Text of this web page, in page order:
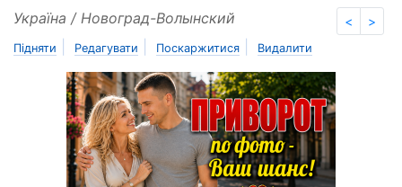
< >
Україна / Новоград-Волынский
Підняти Редагувати Поскаржитися Видалити